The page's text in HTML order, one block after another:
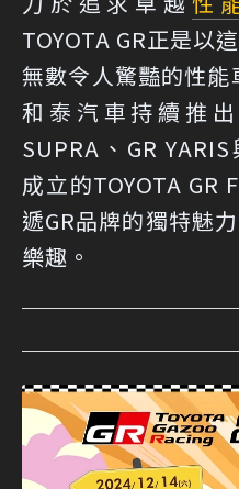
TOYOTA GR正是以
無數令人驚豔的性能
和泰汽車持續推
SUPRA、GR
成立的TOYOTA GR
遞GR品牌的獨特魅
樂趣。